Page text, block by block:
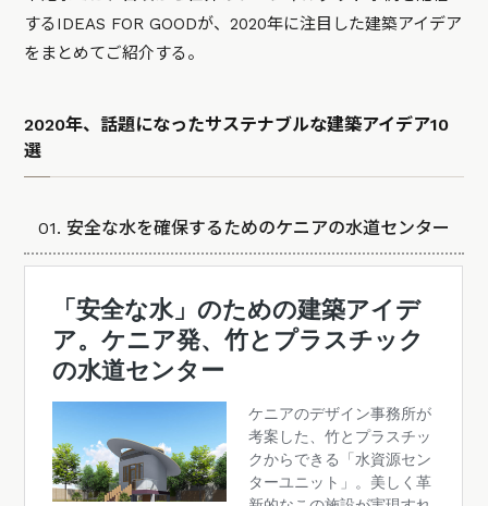
するIDEAS FOR GOODが、2020年に注目した建築アイデア
をまとめてご紹介する。
2020年、話題になったサステナブルな建築アイデア10
選
01. 安全な水を確保するためのケニアの水道センター